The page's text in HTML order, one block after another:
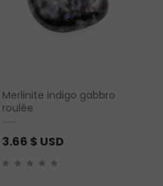
Merlinite indigo gabbro
roulée
3.66 $ USD